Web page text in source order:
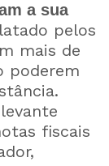
a sua
pelos
mais de
poderem
fiscais